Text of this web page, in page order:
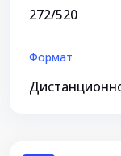
272/520
Формат